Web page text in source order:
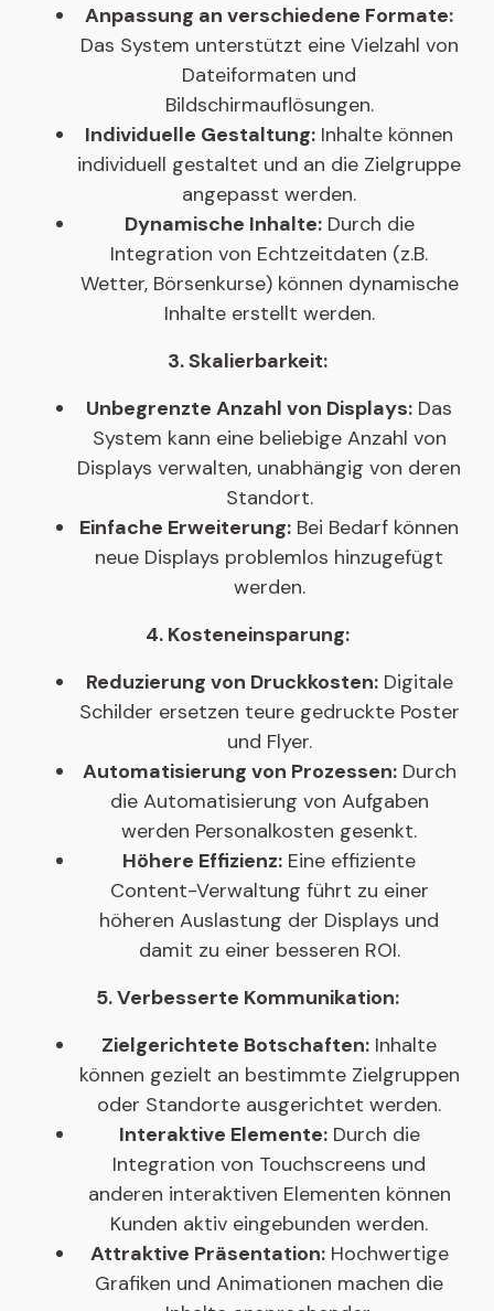
Anpassung an verschiedene Formate:
Das System unterstützt eine Vielzahl von
Dateiformaten und
Bildschirmauflösungen.
Individuelle Gestaltung: Inhalte können
individuell gestaltet und an die Zielgruppe
angepasst werden.
Dynamische Inhalte:Durch die
Integration von Echtzeitdaten (z.B.
Wetter, Börsenkurse) können dynamische
Inhalte erstellt werden.
3. Skalierbarkeit:
Unbegrenzte Anzahl von Displays: Das
System kann eine beliebige Anzahl von
Displays verwalten, unabhängig von deren
Standort.
Einfache Erweiterung: Bei Bedarf können
neue Displays problemlos hinzugefügt
werden.
4. Kosteneinsparung:
Reduzierung von Druckkosten:Digitale
Schilder ersetzen teure gedruckte Poster
und Flyer.
Automatisierung von Prozessen:Durch
die Automatisierung von Aufgaben
werden Personalkosten gesenkt.
Höhere Effizienz: Eine effiziente
Content-Verwaltung führt zu einer
höheren Auslastung der Displays und
damit zu einer besseren ROI.
5. Verbesserte Kommunikation:
Zielgerichtete Botschaften: Inhalte
können gezielt an bestimmte Zielgruppen
oder Standorte ausgerichtet werden.
Interaktive Elemente:Durch die
Integration von Touchscreens und
anderen interaktiven Elementen können
Kunden aktiv eingebunden werden.
Attraktive Präsentation:Hochwertige
Grafiken und Animationen machen die